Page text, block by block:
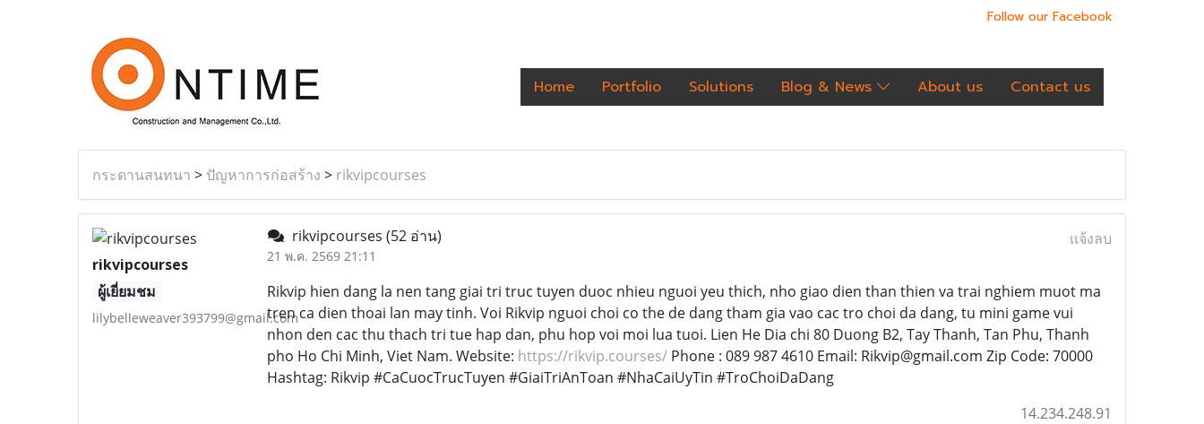
Follow our Facebook
Home Portfolio Solutions Blog & News About us Contact us
กระดานสนทนา > ปัญหาการก่อสร้าง > rikvipcourses
rikvipcourses
ผู้เยี่ยมชม
lilybelleweaver393799@gmail.com
rikvipcourses (52 อ่าน)
21 พ.ค. 2569 21:11
แจ้งลบ
Rikvip hien dang la nen tang giai tri truc tuyen duoc nhieu nguoi yeu thich, nho giao dien than thien va trai nghiem muot ma
tren ca dien thoai lan may tinh. Voi Rikvip nguoi choi co the de dang tham gia vao cac tro choi da dang, tu mini game vui
nhon den cac thu thach tri tue hap dan, phu hop voi moi lua tuoi. Lien He Dia chi 80 Duong B2, Tay Thanh, Tan Phu, Thanh
pho Ho Chi Minh, Viet Nam. Website: https://rikvip.courses/Phone : 089 987 4610 Email: Rikvip@gmail.com Zip Code: 70000
Hashtag: Rikvip #CaCuocTrucTuyen #GiaiTriAnToan #NhaCaiUyTin #TroChoiDaDang
14.234.248.91